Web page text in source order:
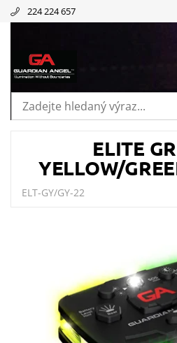
224 224 657
ELITE
YELLOW/
ELT-GY/GY-22